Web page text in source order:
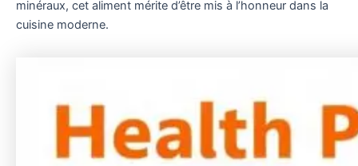
minéraux, cet aliment mérite d’être mis à l’honneur dans la
cuisine moderne.